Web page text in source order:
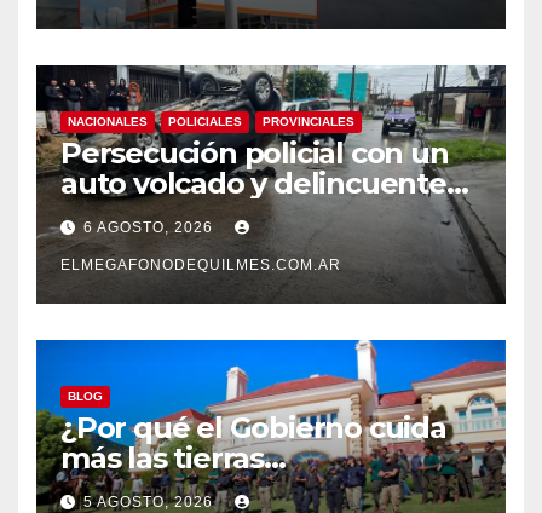
NACIONALES POLICIALES PROVINCIALES
Persecución policial con un
auto volcado y delincuentes
detenidos en San Francisco
Solano
6 AGOSTO, 2026
ELMEGAFONODEQUILMES.COM.AR
BLOG
¿Por qué el Gobierno cuida
más las tierras
extranjerizadas que el
5 AGOSTO, 2026